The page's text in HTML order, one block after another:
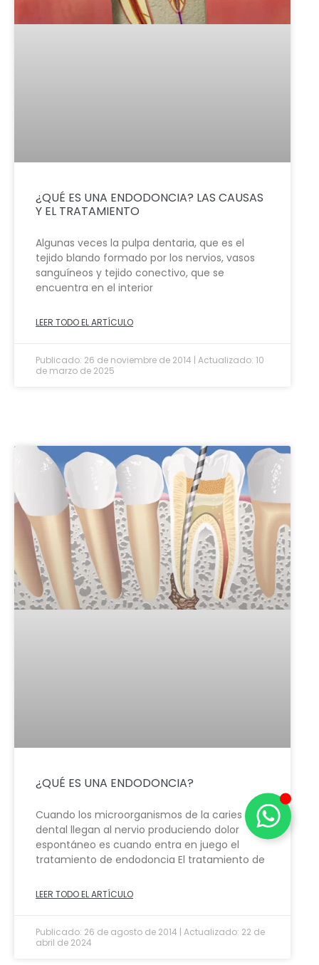
¿QUÉ ES UNA ENDODONCIA? LAS CAUSAS
Y EL TRATAMIENTO
Algunas veces la pulpa dentaria, que es el
tejido blando formado por los nervios, vasos
sanguíneos y tejido conectivo, que se
encuentra en el interior
LEER TODO EL ARTÍCULO
Publicado: 26 de noviembre de 2014 | Actualizado: 10
de marzo de 2025
¿QUÉ ES UNA ENDODONCIA?
Cuando los microorganismos de la caries
dental llegan al nervio produciendo dolor
espontáneo es cuando entra en juego el
tratamiento de endodoncia El tratamiento de
LEER TODO EL ARTÍCULO
Publicado: 26 de agosto de 2014 | Actualizado: 22 de
abril de 2024